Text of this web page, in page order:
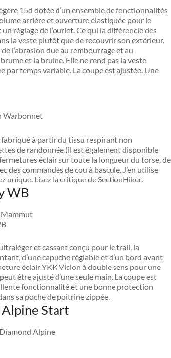
15d dotée d’un ensemble de fonctionnalités
arrière et ouverture élastiquée pour le
réglage de l’ourlet. Ce qui la différencie des
la veste plutôt que de recouvrir son extérieur.
l’abrasion due au rembourrage et au
et la bruine. Elle ne rend pas la veste
par temps variable. La coupe est ajustée. Une
fabriqué à partir du tissu respirant non
de randonnée (il est également disponible
éclair sur toute la longueur du torse, de
des commandes de cou à bascule. J’en utilise
unique. Lisez la critique de SectionHiker.
WB
et cassant conçu pour le trail, la
d’une capuche réglable et d’un bord avant
éclair YKK Vislon à double sens pour une
être ajusté d’une seule main. La coupe est
fonctionnalité et une bonne protection
sa poche de poitrine zippée.
Alpine Start